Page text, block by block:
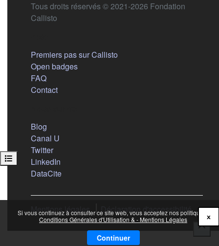
Si vous continuez à consulter ce site web, vous acceptez nos politiques :
Conditions Générales d'Utilisation & - Mentions Légales
Continuer
x
Ouvrir l’index du cours
Tous droits réservés © 2021-2026 Fondation
Callisto
Premiers pas sur Callisto
Open badges
FAQ
Contact
Blog
Canal U
Twitter(s'ouvre dans un nouvel onglet)
LinkedIn
DataCite(s'ouvre dans un nouvel onglet)
Mentions légales Déclaration d'accessibilité